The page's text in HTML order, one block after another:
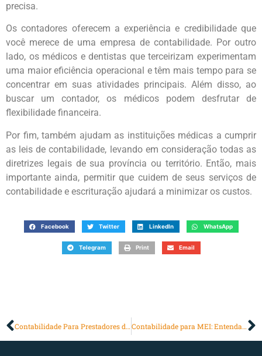
precisa.
Os contadores oferecem a experiência e credibilidade que
você merece de uma empresa de contabilidade. Por outro
lado, os médicos e dentistas que terceirizam experimentam
uma maior eficiência operacional e têm mais tempo para se
concentrar em suas atividades principais. Além disso, ao
buscar um contador, os médicos podem desfrutar de
flexibilidade financeira.
Por fim, também ajudam as instituições médicas a cumprir
as leis de contabilidade, levando em consideração todas as
diretrizes legais de sua província ou território. Então, mais
importante ainda, permitir que cuidem de seus serviços de
contabilidade e escrituração ajudará a minimizar os custos.
Facebook Twitter LinkedIn WhatsApp
Telegram Print Email
Contabilidade Para Prestadores de Serviços Contabilidade para MEI: Entenda Mais!